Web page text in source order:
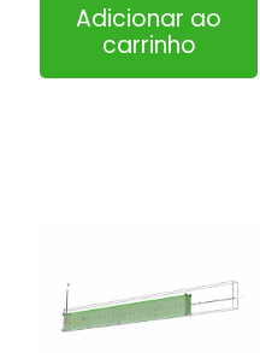
Salvar meus dados
Adicionar ao
carrinho